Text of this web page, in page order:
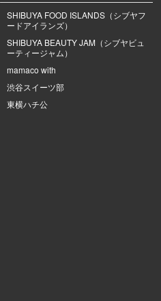
SHIBUYA FOOD ISLANDS（シブヤフ
ードアイランズ）
SHIBUYA BEAUTY JAM（シブヤビュ
ーティージャム）
mamaco with
渋谷スイーツ部
東横ハチ公